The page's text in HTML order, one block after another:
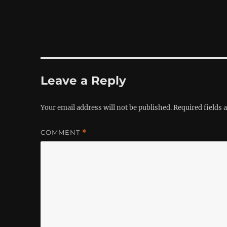
Leave a Reply
Your email address will not be published.Required fields
COMMENT *